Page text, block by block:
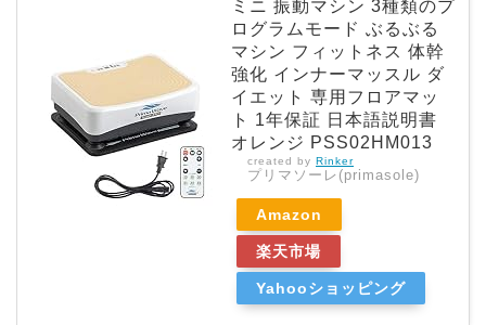
ミニ 振動マシン 3種類のプ
ログラムモード ぶるぶる
マシン フィットネス 体幹
強化 インナーマッスル ダ
イエット 専用フロアマッ
ト 1年保証 日本語説明書
オレンジ PSS02HM013
created by Rinker
プリマソーレ(primasole)
Amazon
楽天市場
Yahooショッピング